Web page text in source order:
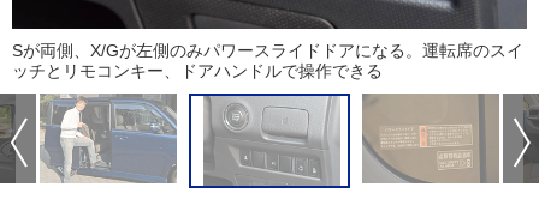
Sが両側、X/Gが左側のみパワースライドドアになる。運転席のスイ
ッチとリモコンキー、ドアハンドルで操作できる